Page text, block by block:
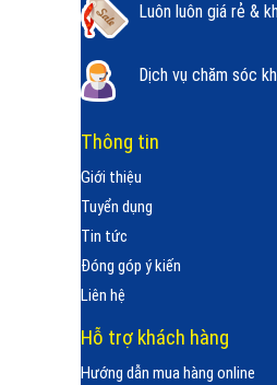
Luôn luôn giá rẻ &
Dịch vụ chăm sóc
Thông tin
Giới thiệu
Tuyển dụng
Tin tức
Đóng góp ý kiến
Liên hệ
Hỗ trợ khách hàng
Hướng dẫn mua hàng online